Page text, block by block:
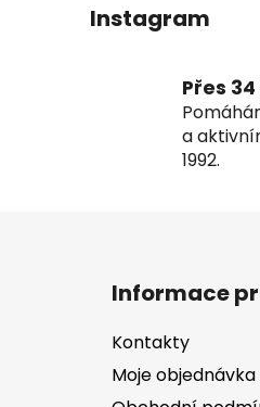
Instagram
Přes
a
1992.
Informace
Kontakty
Moje objednávka